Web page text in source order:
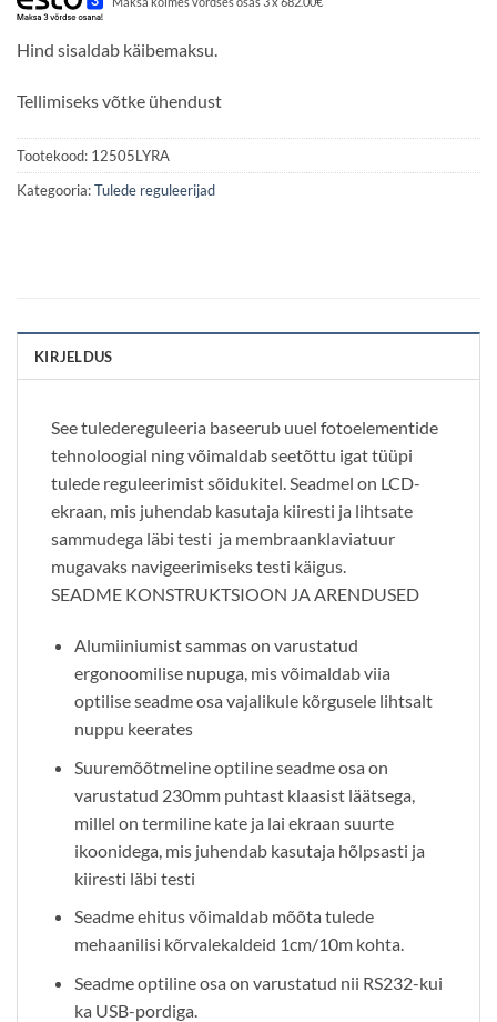
oli:
2728,00 €.
on:
Hind sisaldab käibemaksu.
Tellimiseks võtke ühendust
Tootekood: 12505LYRA
Kategooria:Tulede reguleerijad
KIRJELDUS
See tuledereguleeria baseerub uuel fotoelementide
tehnoloogial ning võimaldab seetõttu igat tüüpi
tulede reguleerimist sõidukitel. Seadmel on LCD-
ekraan, mis juhendab kasutaja kiiresti ja lihtsate
sammudega läbi testi ja membraanklaviatuur
mugavaks navigeerimiseks testi käigus.
SEADME KONSTRUKTSIOON JA ARENDUSED
Alumiiniumist sammas on varustatud
ergonoomilise nupuga, mis võimaldab viia
optilise seadme osa vajalikule kõrgusele lihtsalt
nuppu keerates
Suuremõõtmeline optiline seadme osa on
varustatud 230mm puhtast klaasist läätsega,
millel on termiline kate ja lai ekraan suurte
ikoonidega, mis juhendab kasutaja hõlpsasti ja
kiiresti läbi testi
Seadme ehitus võimaldab mõõta tulede
mehaanilisi kõrvalekaldeid 1cm/10m kohta.
Seadme optiline osa on varustatud nii RS232-kui
ka USB-pordiga.